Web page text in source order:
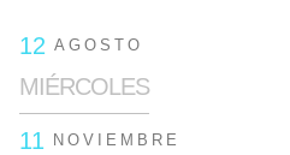
12 AGOSTO
MIÉRCOLES
11 NOVIEMBRE